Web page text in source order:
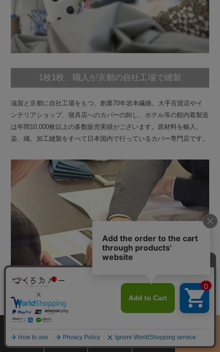
1枚1枚、職人が京都の自社工場で縫製
滋賀と京都に自社工場をもつ、創業70年岩本繊維。大手百貨店やイ
ンテリアショップ、寝具店へのカバーの卸し、ホテル等の館内着製造
は年間10,000枚以上の多数販売実績がございます。原材料を輸入、
染、織、加工縫製をすべて日本国内で行っているカバー専門店です。
商品をさがす
サイズ
お買物ガイド カート